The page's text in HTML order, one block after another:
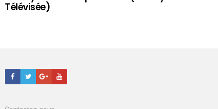
Télévisée)
Facebook
TwitterGoogle+Youtube